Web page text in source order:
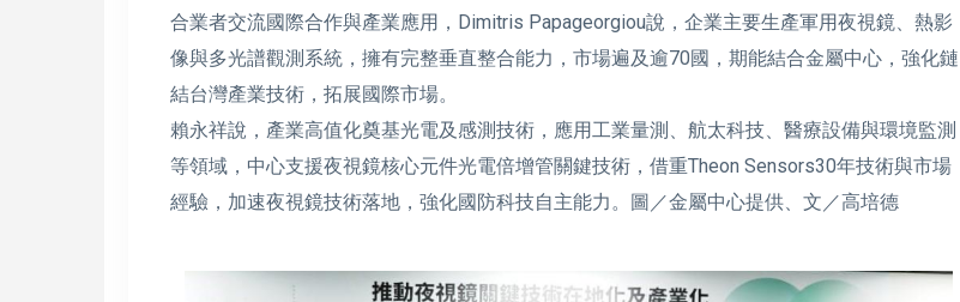
合業者交流國際合作與產業應用，Dimitris Papageorgiou說，企業主要生產軍用夜視鏡、熱影
像與多光譜觀測系統，擁有完整垂直整合能力，市場遍及逾70國，期能結合金屬中心，強化鏈
結台灣產業技術，拓展國際市場。
賴永祥說，產業高值化奠基光電及感測技術，應用工業量測、航太科技、醫療設備與環境監測
等領域，中心支援夜視鏡核心元件光電倍增管關鍵技術，借重Theon Sensors30年技術與市場
經驗，加速夜視鏡技術落地，強化國防科技自主能力。圖／金屬中心提供、文／高培德